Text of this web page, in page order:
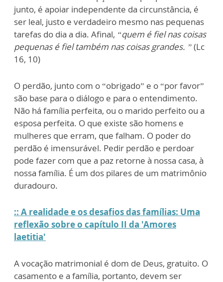
junto, é apoiar independente da circunstância, é
ser leal, justo e verdadeiro mesmo nas pequenas
tarefas do dia a dia. Afinal, “quem é fiel nas coisas
pequenas é fiel também nas coisas grandes. ”(Lc
16, 10)
O perdão, junto com o “obrigado” e o “por favor”
são base para o diálogo e para o entendimento.
Não há família perfeita, ou o marido perfeito ou a
esposa perfeita. O que existe são homens e
mulheres que erram, que falham. O poder do
perdão é imensurável. Pedir perdão e perdoar
pode fazer com que a paz retorne à nossa casa, à
nossa família. É um dos pilares de um matrimônio
duradouro.
:: A realidade e os desafios das famílias: Uma
reflexão sobre o capítulo II da 'Amores
laetitia'
A vocação matrimonial é dom de Deus, gratuito. O
casamento e a família, portanto, devem ser